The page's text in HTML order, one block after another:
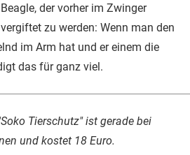
der vorher im Zwinger
zu werden: Wenn man den
im Arm hat und er einem die
das für ganz viel.
Tierschutz" ist gerade bei
und kostet 18 Euro.